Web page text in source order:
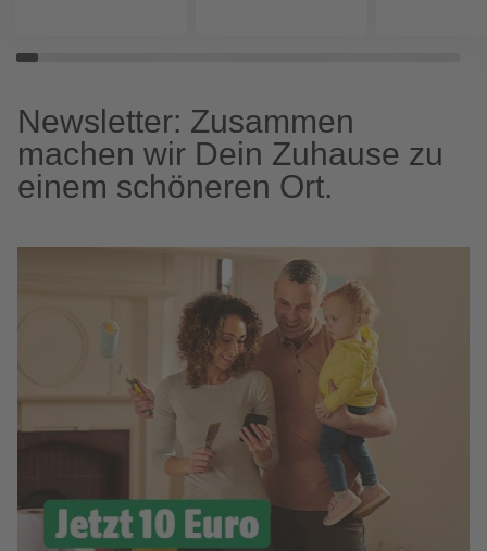
Newsletter: Zusammen
machen wir Dein Zuhause zu
einem schöneren Ort.